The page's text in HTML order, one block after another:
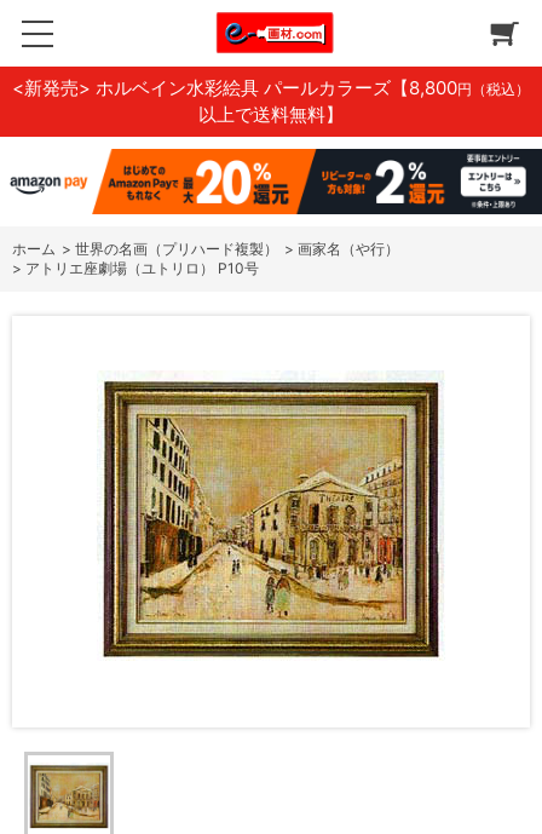
<新発売> ホルベイン水彩絵具 パールカラーズ 【8,800円（税込）
以上で送料無料】
ホーム > 世界の名画（プリハード複製） > 画家名（や行）
> アトリエ座劇場（ユトリロ） P10号